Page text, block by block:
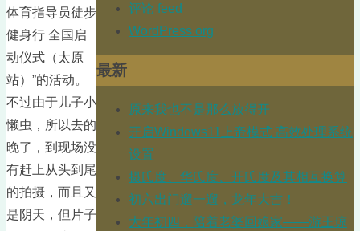
体育指导员徒步
健身行 全国启
动仪式（太原
站）”的活动。
不过由于儿子小
懒虫，所以去的
晚了，到现场没
有赶上从头到尾
的拍摄，而且又
是阴天，但片子
评论 feed
WordPress.org
最新
原来我也不是那么放得开
开启Windows11上帝模式 高效处理系统
设置
摄氏度、华氏度、开氏度及其相互换算
初六出门遛一遛，龙年大吉！
大年初四，陪着老婆回娘家——游王琼